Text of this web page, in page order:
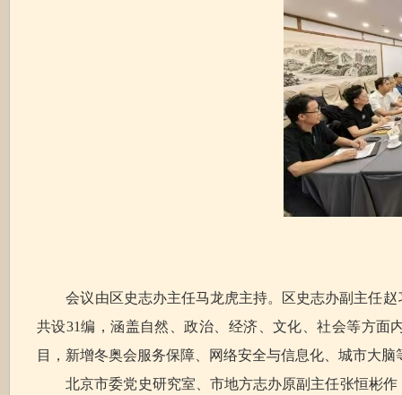
会议由区史志办主任马龙虎主持。区史志办副主任赵
共设31编，涵盖自然、政治、经济、文化、社会等方
目，新增冬奥会服务保障、网络安全与信息化、城市大
北京市委党史研究室、市地方志办原副主任张恒彬作